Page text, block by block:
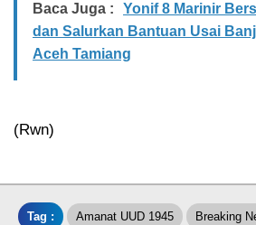
Baca Juga :
Yonif 8 Marinir
dan Salurkan Bantuan Usai
Aceh Tamiang
(Rwn)
Tag : Amanat UUD 1945 Breaking